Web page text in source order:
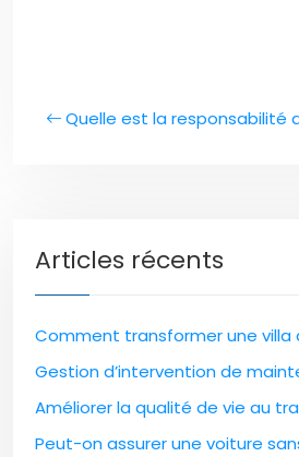
Quelle est la responsabilité
Articles récents
Comment transformer une villa
Gestion d’intervention de
Améliorer la qualité de vie au
Peut-on assurer une voiture